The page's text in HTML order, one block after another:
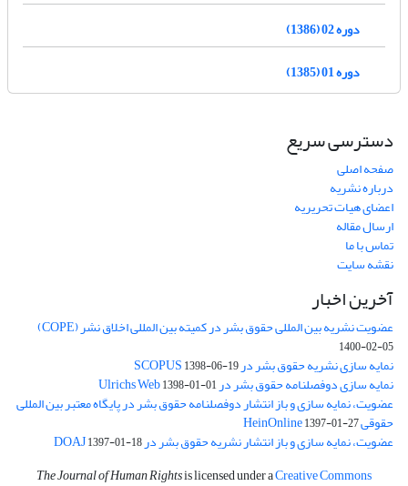
دوره 02 (1386)
دوره 01 (1385)
دسترسی سریع
صفحه اصلی
درباره نشریه
اعضای هیات تحریریه
ارسال مقاله
تماس با ما
نقشه سایت
آخرین اخبار
عضویت نشریه بین المللی حقوق بشر در کمیته بین المللی اخلاق نشر (COPE)
1400-02-05
نمایه سازی نشریه حقوق بشر در SCOPUS1398-06-19
نمایه سازی دوفصلنامه حقوق بشر در Ulrichs Web1398-01-01
عضویت، نمایه سازی و باز انتشار دوفصلنامه حقوق بشر در پایگاه معتبر بین المللی
حقوقی HeinOnline1397-01-27
عضویت، نمایه سازی و باز انتشار نشریه حقوق بشر در DOAJ1397-01-18
The Journal of Human Rightsis licensed under aCreative Commons